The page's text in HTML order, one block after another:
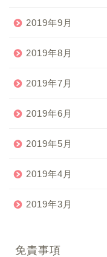
2019年9月
2019年8月
2019年7月
2019年6月
2019年5月
2019年4月
2019年3月
免責事項